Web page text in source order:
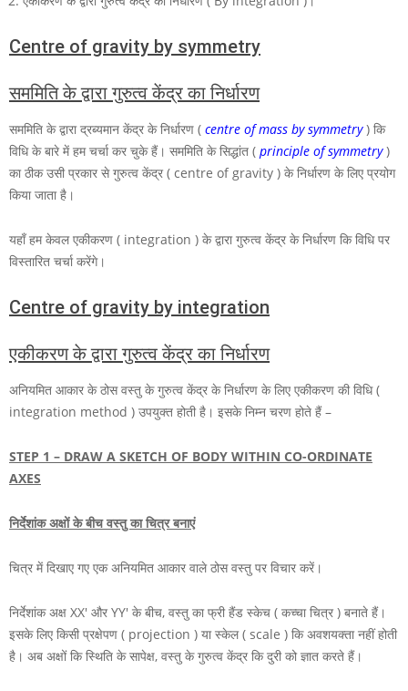
Centre of gravity by symmetry
सममिति के द्वारा गुरुत्व केंद्र का निर्धारण
सममिति के द्वारा द्रब्यमान केंद्र के निर्धारण ( centre of mass by symmetry) कि
विधि के बारे में हम चर्चा कर चुके हैं। सममिति के सिद्धांत ( principle of symmetry)
का ठीक उसी प्रकार से गुरुत्व केंद्र ( centre of gravity ) के निर्धारण के लिए प्रयोग
किया जाता है।
यहाँ हम केवल एकीकरण ( integration ) के द्वारा गुरुत्व केंद्र के निर्धारण कि विधि पर
विस्तारित चर्चा करेंगे।
Centre of gravity by integration
एकीकरण के द्वारा गुरुत्व केंद्र का निर्धारण
अनियमित आकार के ठोस वस्तु के गुरुत्व केंद्र के निर्धारण के लिए एकीकरण की विधि (
integration method ) उपयुक्त होती है। इसके निम्न चरण होते हैं –
STEP 1 – DRAW A SKETCH OF BODY WITHIN CO-ORDINATE
AXES
निर्देशांक अक्षों के बीच वस्तु का चित्र बनाएं
चित्र में दिखाए गए एक अनियमित आकार वाले ठोस वस्तु पर विचार करें।
निर्देशांक अक्ष XX' और YY' के बीच, वस्तु का फ्री हैंड स्केच ( कच्चा चित्र ) बनाते हैं।
इसके लिए किसी प्रक्षेपण ( projection ) या स्केल ( scale ) कि अवशयक्ता नहीं होती
है। अब अक्षों कि स्थिति के सापेक्ष, वस्तु के गुरुत्व केंद्र कि दुरी को ज्ञात करते हैं।